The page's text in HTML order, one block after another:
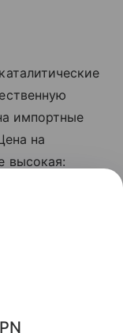
импортные
на
высокая:
Сажевые
принимаются
N